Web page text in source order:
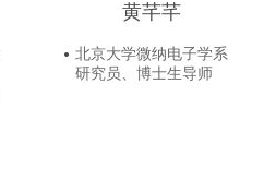
黄芊芊
北京大学微纳电子学系
研究员、博士生导师